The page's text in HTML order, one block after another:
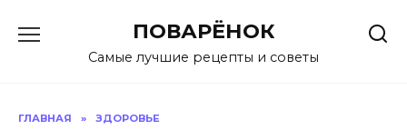
содержанию
ПОВАРЁНОК
Самые лучшие рецепты и советы
ГЛАВНАЯ » ЗДОРОВЬЕ